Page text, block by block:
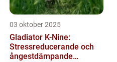
03 oktober 2025
Gladiator K-Nine:
Stressreducerande och
ångestdämpande